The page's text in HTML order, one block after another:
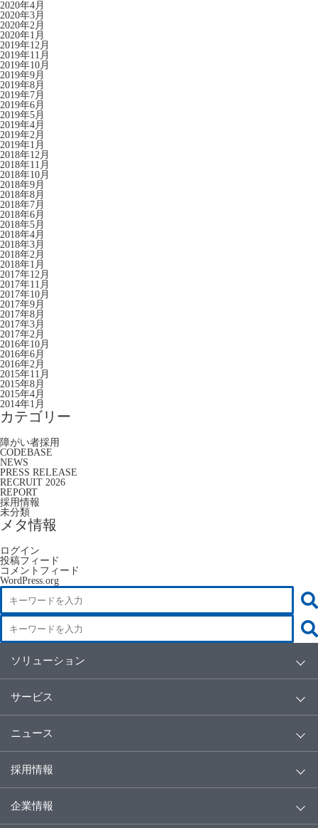
2020年4月
2020年3月
2020年2月
2020年1月
2019年12月
2019年11月
2019年10月
2019年9月
2019年8月
2019年7月
2019年6月
2019年5月
2019年4月
2019年2月
2019年1月
2018年12月
2018年11月
2018年10月
2018年9月
2018年8月
2018年7月
2018年6月
2018年5月
2018年4月
2018年3月
2018年2月
2018年1月
2017年12月
2017年11月
2017年10月
2017年9月
2017年8月
2017年3月
2017年2月
2016年10月
2016年6月
2016年2月
2015年11月
2015年8月
2015年4月
2014年1月
カテゴリー
障がい者採用
CODEBASE
NEWS
PRESS RELEASE
RECRUIT 2026
REPORT
採用情報
未分類
メタ情報
ログイン
投稿フィード
コメントフィード
WordPress.org
ソリューション
サービス
ニュース
採用情報
企業情報